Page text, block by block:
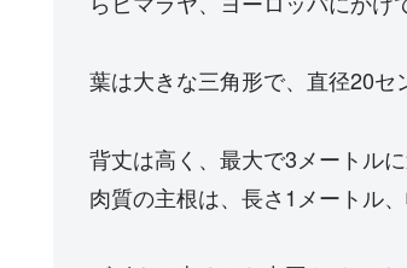
葉は大きな三角形で、直径20セ
背丈は高く、最大で3メートル
肉質の主根は、長さ1メートル